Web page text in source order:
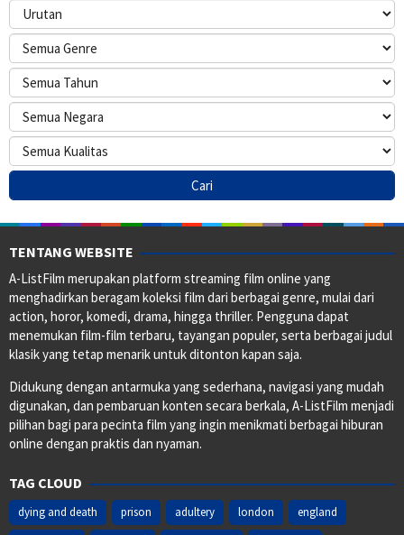
TENTANG WEBSITE
A-ListFilm merupakan platform streaming film online yang
menghadirkan beragam koleksi film dari berbagai genre, mulai dari
action, horor, komedi, drama, hingga thriller. Pengguna dapat
menemukan film-film terbaru, tayangan populer, serta berbagai judul
klasik yang tetap menarik untuk ditonton kapan saja.
Didukung dengan antarmuka yang sederhana, navigasi yang mudah
digunakan, dan pembaruan konten secara berkala, A-ListFilm menjadi
pilihan bagi para pecinta film yang ingin menikmati berbagai hiburan
online dengan praktis dan nyaman.
TAG CLOUD
dying and death prison adultery london
england